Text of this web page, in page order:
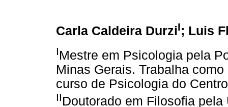
Carla Caldeira DurziI; Luis
IMestre em Psicologia pela
Minas Gerais. Trabalha
curso de Psicologia do
IIDoutorado em Filosofia